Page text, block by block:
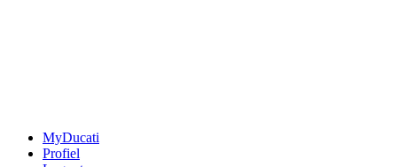
MyDucati
Profiel